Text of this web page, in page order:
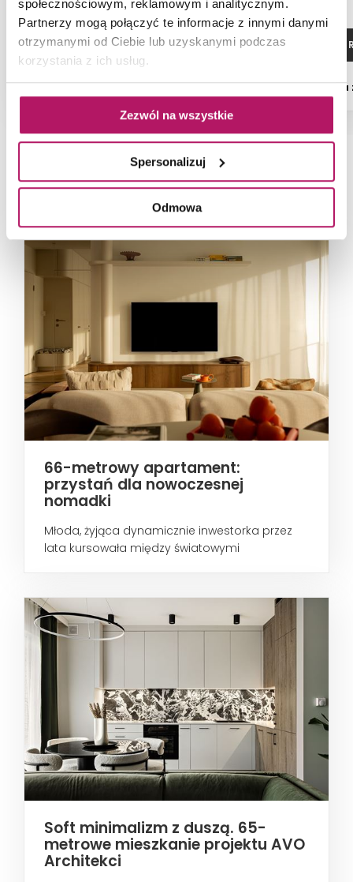
społecznościowym, reklamowym i analitycznym.
Partnerzy mogą połączyć te informacje z innymi danymi
otrzymanymi od Ciebie lub uzyskanymi podczas
korzystania z ich usług.
Zezwól na wszystkie
Spersonalizuj
Odmowa
ZOBACZ PRODUKT
Dostępność:na zamówienie
ZOBACZ
Dostępność:na
NAJNOWSZE ARTYKUŁY
66-metrowy apartament:
przystań dla nowoczesnej
nomadki
Młoda, żyjąca dynamicznie inwestorka przez
lata kursowała między światowymi
Soft minimalizm z duszą. 65-
metrowe mieszkanie projektu AVO
Architekci